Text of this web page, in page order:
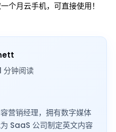
个月云手机，可直接使用！
分钟阅读
营销经理，拥有数字媒体
SaaS 公司制定英文内容